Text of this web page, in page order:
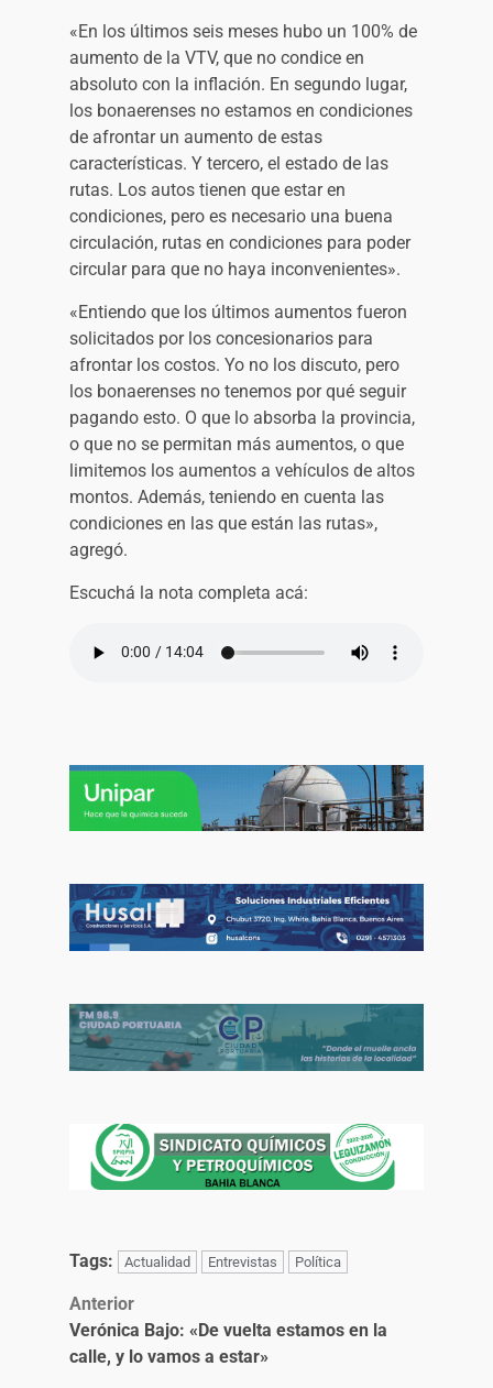
«En los últimos seis meses hubo un 100% de
aumento de la VTV, que no condice en
absoluto con la inflación. En segundo lugar,
los bonaerenses no estamos en condiciones
de afrontar un aumento de estas
características. Y tercero, el estado de las
rutas. Los autos tienen que estar en
condiciones, pero es necesario una buena
circulación, rutas en condiciones para poder
circular para que no haya inconvenientes».
«Entiendo que los últimos aumentos fueron
solicitados por los concesionarios para
afrontar los costos. Yo no los discuto, pero
los bonaerenses no tenemos por qué seguir
pagando esto. O que lo absorba la provincia,
o que no se permitan más aumentos, o que
limitemos los aumentos a vehículos de altos
montos. Además, teniendo en cuenta las
condiciones en las que están las rutas»,
agregó.
Escuchá la nota completa acá:
Tags: Actualidad Entrevistas Política
Anterior
Verónica Bajo: «De vuelta estamos en la
calle, y lo vamos a estar»